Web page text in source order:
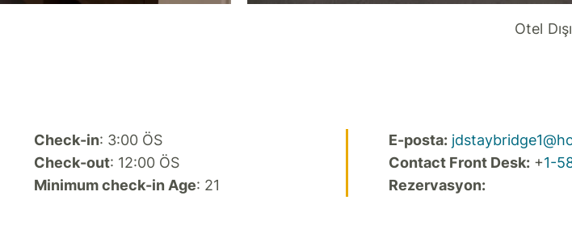
Otel Dışı
Check-in: 3:00 ÖS
Check-out: 12:00 ÖS
Minimum check-in Age: 21
E-posta:
Contact Front Desk:+1-
Rezervasyon: